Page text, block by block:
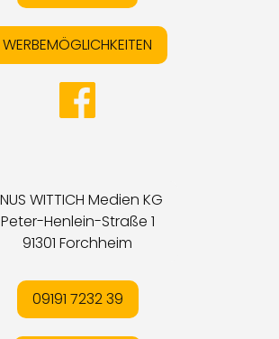
WERBEMÖGLICHKEITEN
WITTICH Medien KG
Peter-Henlein-Straße 1
91301 Forchheim
09191 7232 39